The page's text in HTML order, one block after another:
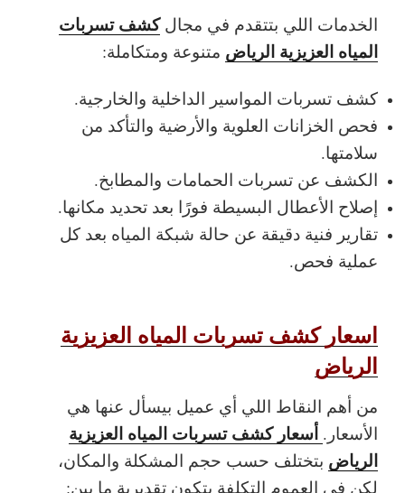
الخدمات اللي بتتقدم في مجالكشف تسربات
المياه العزيزية الرياض متنوعة ومتكاملة:
كشف تسربات المواسير الداخلية والخارجية.
فحص الخزانات العلوية والأرضية والتأكد من
سلامتها.
الكشف عن تسربات الحمامات والمطابخ.
إصلاح الأعطال البسيطة فورًا بعد تحديد مكانها.
تقارير فنية دقيقة عن حالة شبكة المياه بعد كل
عملية فحص.
اسعار كشف تسربات المياه العزيزية
الرياض
من أهم النقاط اللي أي عميل بيسأل عنها هي
الأسعار. أسعار كشف تسربات المياه العزيزية
الرياض بتختلف حسب حجم المشكلة والمكان،
لكن في العموم التكلفة بتكون تقديرية ما بين: